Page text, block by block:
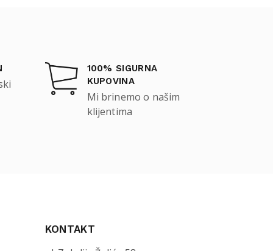
100% SIGURNA
KUPOVINA
Mi brinemo o našim
klijentima
KONTAKT